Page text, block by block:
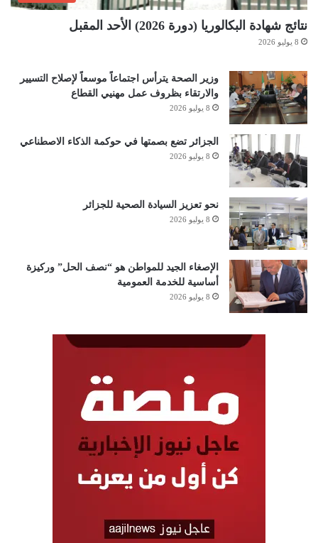
نتائج شهادة البكالوريا (دورة 2026) الأحد المقبل
8 يوليو 2026
وزير الصحة يترأس اجتماعاً موسعاً لإصلاح التسيير
والارتقاء بظروف عمل مهنيي القطاع
8 يوليو 2026
الجزائر تضع بصمتها في حوكمة الذكاء الاصطناعي
8 يوليو 2026
نحو تعزيز السيادة الصحية للجزائر
8 يوليو 2026
الإصغاء الجيد للمواطن هو “نصف الحل” وركيزة
أساسية للخدمة العمومية
8 يوليو 2026